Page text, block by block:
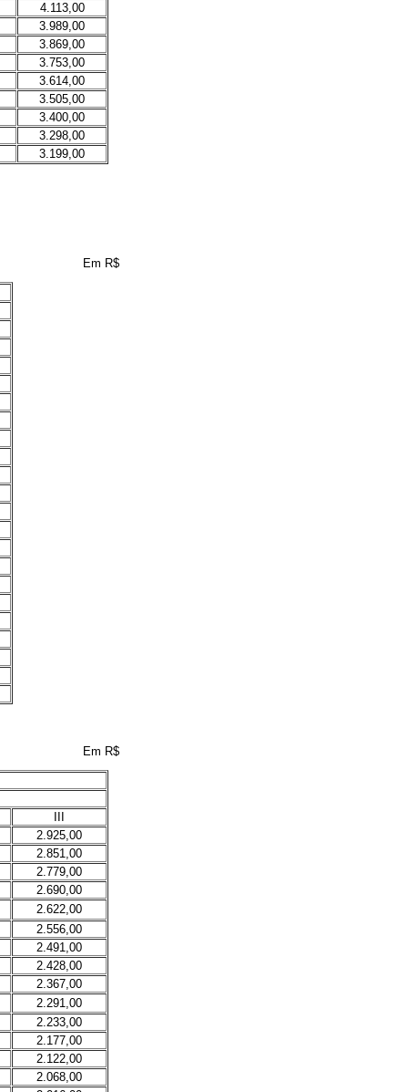
4.113,00
3.989,00
3.869,00
3.753,00
3.614,00
3.505,00
3.400,00
3.298,00
3.199,00
Em R$
Em R$
2.925,00
2.851,00
2.779,00
2.690,00
2.622,00
2.556,00
2.491,00
2.428,00
2.367,00
2.291,00
2.233,00
2.177,00
2.122,00
2.068,00